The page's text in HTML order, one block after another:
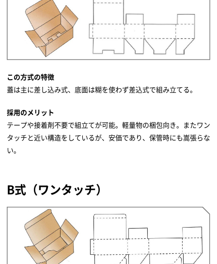
この方式の特徴
蓋は主に差し込み式、底面は糊を使わず差込式で組み立てる。
採用のメリット
テープや接着剤不要で組立てが可能。軽量物の梱包向き。またワン
タッチと近い構造をしているが、安価であり、保管時にも嵩張らな
い。
B式（ワンタッチ）